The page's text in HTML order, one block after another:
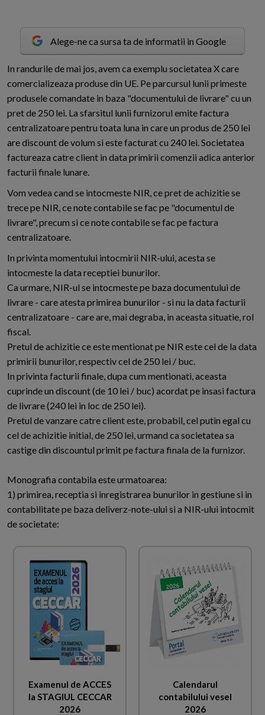
Alege-ne ca sursa ta de informatii in Google
In randurile de mai jos, avem ca exemplu societatea X care
comercializeaza produse din UE. Pe parcursul lunii primeste
produsele comandate in baza "documentului de livrare" cu un
pret de 250 lei. La sfarsitul lunii furnizorul emite factura
centralizatoare pentru toata luna in care un produs de 250 lei
are discount de volum si este facturat cu 240 lei. Societatea
factureaza catre client in data primirii comenzii adica anterior
facturii finale lunare.
Vom vedea cand se intocmeste NIR, ce pret de achizitie se
trece pe NIR, ce note contabile se fac pe "documentul de
livrare", precum si ce note contabile se fac pe factura
centralizatoare.
In privinta momentului intocmirii NIR-ului, acesta se
intocmeste la data receptiei bunurilor.
Ca urmare, NIR-ul se intocmeste pe baza documentului de
livrare - care atesta primirea bunurilor - si nu la data facturii
centralizatoare - care are, mai degraba, in aceasta situatie, rol
fiscal.
Pretul de achizitie ce este mentionat pe NIR este cel de la data
primirii bunurilor, respectiv cel de 250 lei / buc.
In privinta facturii finale, dupa cum mentionati, aceasta
cuprinde un discount (de 10 lei / buc) acordat pe insasi factura
de livrare (240 lei in loc de 250 lei).
Pretul de vanzare catre client este, probabil, cel putin egal cu
cel de achizitie initial, de 250 lei, urmand ca societatea sa
castige din discountul primit pe factura finala de la furnizor.
Monografia contabila este urmatoarea:
1) primirea, receptia si inregistrarea bunurilor in gestiune si in
contabilitate pe baza deliverz-note-ului si a NIR-ului intocmit
de societate:
Examenul de ACCES
la STAGIUL CECCAR
2026
Calendarul
contabilului vesel
2026